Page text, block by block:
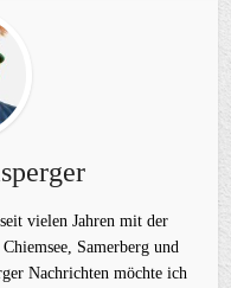
vielen Jahren mit der
Samerberg und
Nachrichten möchte ich